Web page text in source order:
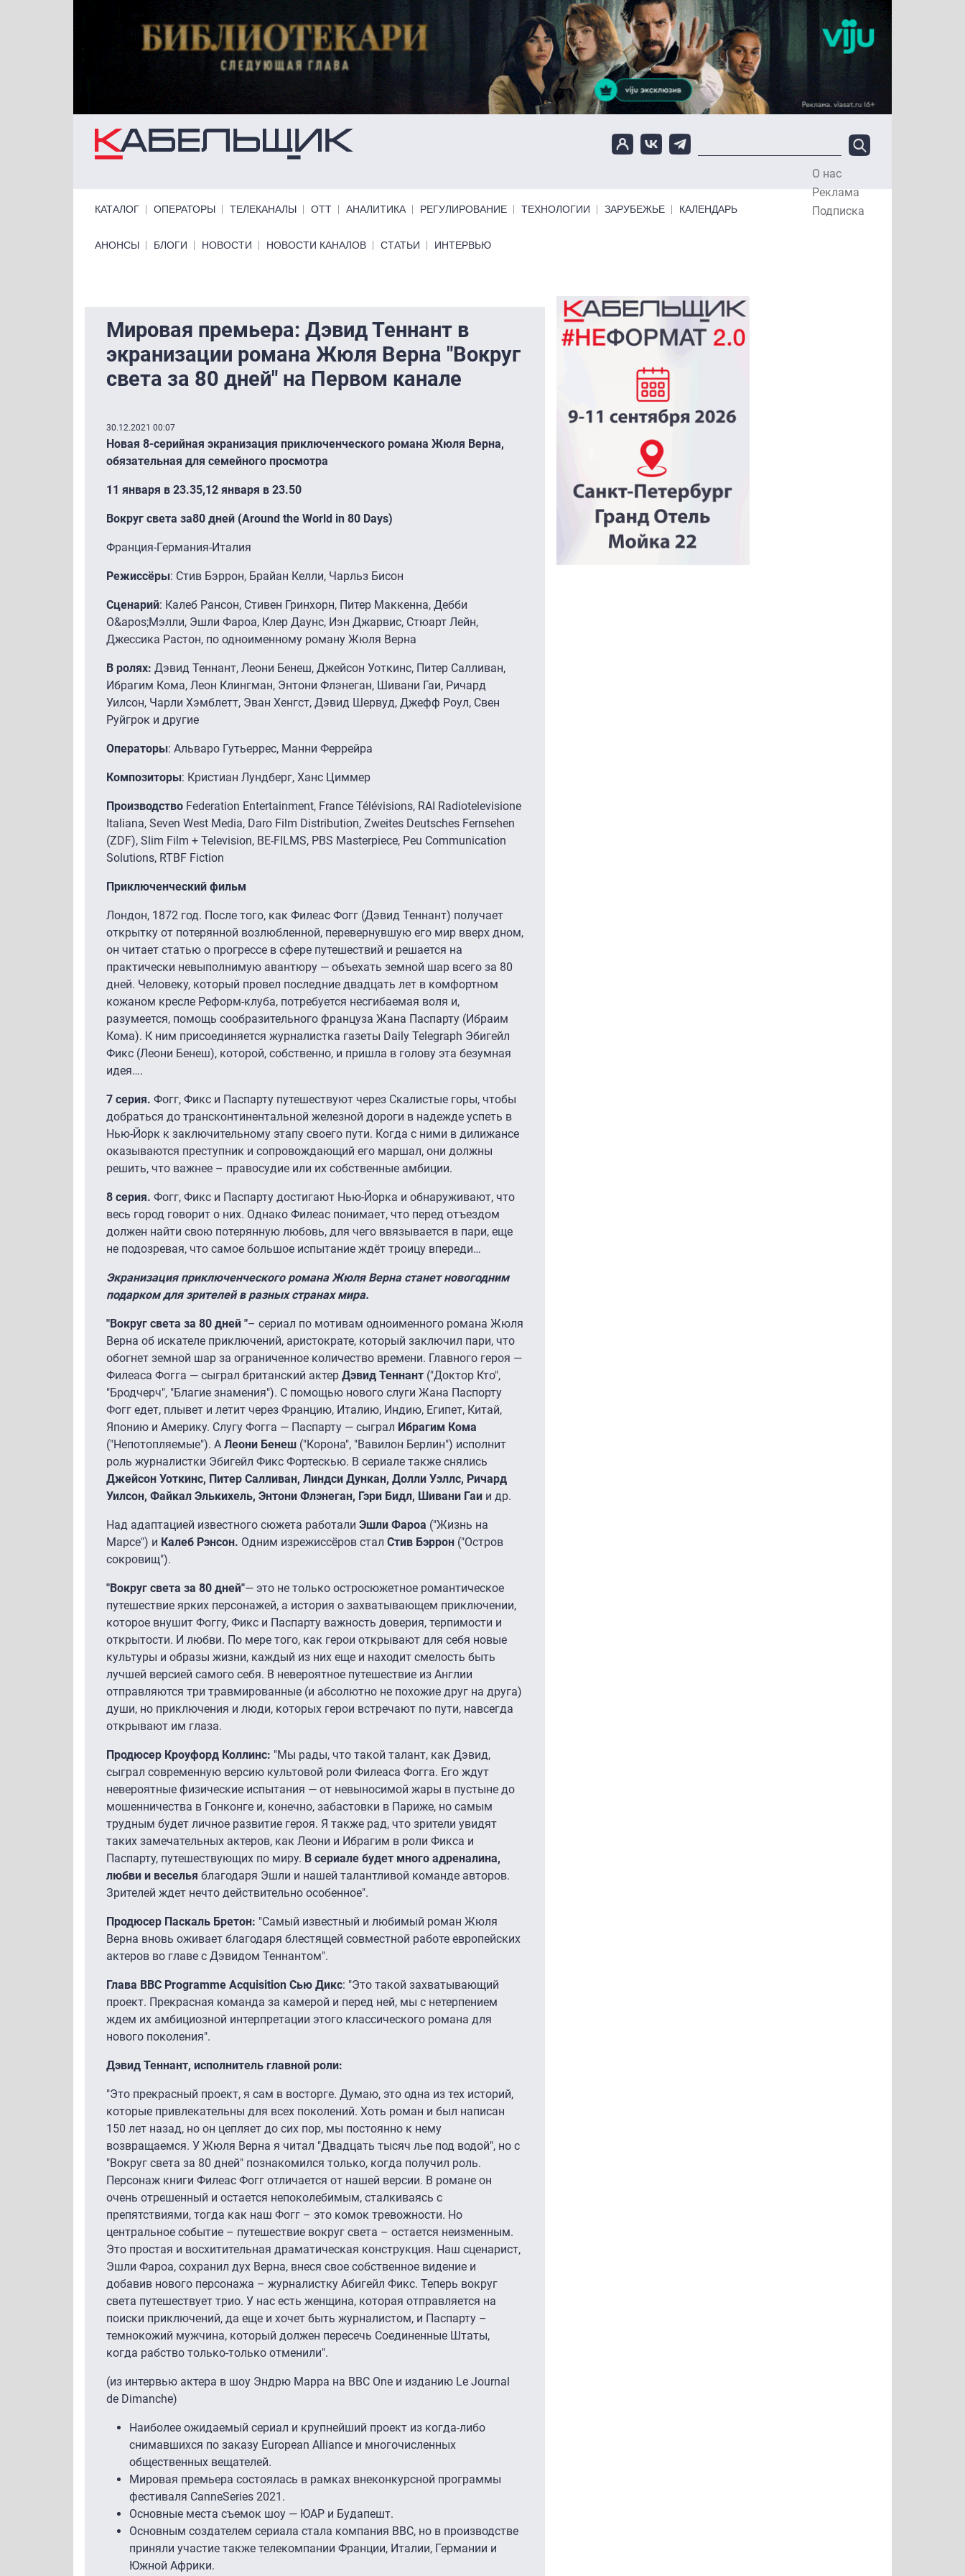
О нас
Реклама
Подписка
КАТАЛОГ ОПЕРАТОРЫ ТЕЛЕКАНАЛЫ ОТТ АНАЛИТИКА РЕГУЛИРОВАНИЕ ТЕХНОЛОГИИ ЗАРУБЕЖЬЕ КАЛЕНДАРЬ
Primary links bottom
АНОНСЫ БЛОГИ НОВОСТИ НОВОСТИ КАНАЛОВ СТАТЬИ ИНТЕРВЬЮ
Мировая премьера: Дэвид Теннант в
экранизации романа Жюля Верна "Вокруг
света за 80 дней" на Первом канале
30.12.2021 00:07
Новая 8-серийная экранизация приключенческого романа Жюля Верна,
обязательная для семейного просмотра
11 января в 23.35,12 января в 23.50
Вокруг света за80 дней (Around the World in 80 Days)
Франция-Германия-Италия
Режиссёры: Стив Бэррон, Брайан Келли, Чарльз Бисон
Сценарий: Калеб Рансон, Стивен Гринхорн, Питер Маккенна, Дебби
О&apos;Мэлли, Эшли Фароа, Клер Даунс, Иэн Джарвис, Стюарт Лейн,
Джессика Растон, по одноименному роману Жюля Верна
В ролях: Дэвид Теннант, Леони Бенеш, Джейсон Уоткинс, Питер Салливан,
Ибрагим Кома, Леон Клингман, Энтони Флэнеган, Шивани Гаи, Ричард
Уилсон, Чарли Хэмблетт, Эван Хенгст, Дэвид Шервуд, Джефф Роул, Свен
Руйгрок и другие
Операторы: Альваро Гутьеррес, Манни Феррейра
Композиторы: Кристиан Лундберг, Ханс Циммер
Производство Federation Entertainment, France Télévisions, RAI Radiotelevisione
Italiana, Seven West Media, Daro Film Distribution, Zweites Deutsches Fernsehen
(ZDF), Slim Film + Television, BE-FILMS, PBS Masterpiece, Peu Communication
Solutions, RTBF Fiction
Приключенческий фильм
Лондон, 1872 год. После того, как Филеас Фогг (Дэвид Теннант) получает
открытку от потерянной возлюбленной, перевернувшую его мир вверх дном,
он читает статью о прогрессе в сфере путешествий и решается на
практически невыполнимую авантюру — объехать земной шар всего за 80
дней. Человеку, который провел последние двадцать лет в комфортном
кожаном кресле Реформ-клуба, потребуется несгибаемая воля и,
разумеется, помощь сообразительного француза Жана Паспарту (Ибраим
Кома). К ним присоединяется журналистка газеты Daily Telegraph Эбигейл
Фикс (Леони Бенеш), которой, собственно, и пришла в голову эта безумная
идея….
7 серия. Фогг, Фикс и Паспарту путешествуют через Скалистые горы, чтобы
добраться до трансконтинентальной железной дороги в надежде успеть в
Нью-Йорк к заключительному этапу своего пути. Когда с ними в дилижансе
оказываются преступник и сопровождающий его маршал, они должны
решить, что важнее – правосудие или их собственные амбиции.
8 серия. Фогг, Фикс и Паспарту достигают Нью-Йорка и обнаруживают, что
весь город говорит о них. Однако Филеас понимает, что перед отъездом
должен найти свою потерянную любовь, для чего ввязывается в пари, еще
не подозревая, что самое большое испытание ждёт троицу впереди…
Экранизация приключенческого романа Жюля Верна станет новогодним
подарком для зрителей в разных странах мира.
"Вокруг света за 80 дней "– сериал по мотивам одноименного романа Жюля
Верна об искателе приключений, аристократе, который заключил пари, что
обогнет земной шар за ограниченное количество времени. Главного героя —
Филеаса Фогга — сыграл британский актер Дэвид Теннант ("Доктор Кто",
"Бродчерч", "Благие знамения"). С помощью нового слуги Жана Паспорту
Фогг едет, плывет и летит через Францию, Италию, Индию, Египет, Китай,
Японию и Америку. Слугу Фогга — Паспарту — сыграл Ибрагим Кома
("Непотопляемые"). А Леони Бенеш ("Корона", "Вавилон Берлин") исполнит
роль журналистки Эбигейл Фикс Фортескью. В сериале также снялись
Джейсон Уоткинс, Питер Салливан, Линдси Дункан, Долли Уэллс, Ричард
Уилсон, Файкал Элькихель, Энтони Флэнеган, Гэри Бидл, Шивани Гаи и др.
Над адаптацией известного сюжета работали Эшли Фароа ("Жизнь на
Марсе") и Калеб Рэнсон. Одним изрежиссёров стал Стив Бэррон ("Остров
сокровищ").
"Вокруг света за 80 дней"— это не только остросюжетное романтическое
путешествие ярких персонажей, а история о захватывающем приключении,
которое внушит Фоггу, Фикс и Паспарту важность доверия, терпимости и
открытости. И любви. По мере того, как герои открывают для себя новые
культуры и образы жизни, каждый из них еще и находит смелость быть
лучшей версией самого себя. В невероятное путешествие из Англии
отправляются три травмированные (и абсолютно не похожие друг на друга)
души, но приключения и люди, которых герои встречают по пути, навсегда
открывают им глаза.
Продюсер Кроуфорд Коллинс: "Мы рады, что такой талант, как Дэвид,
сыграл современную версию культовой роли Филеаса Фогга. Его ждут
невероятные физические испытания — от невыносимой жары в пустыне до
мошенничества в Гонконге и, конечно, забастовки в Париже, но самым
трудным будет личное развитие героя. Я также рад, что зрители увидят
таких замечательных актеров, как Леони и Ибрагим в роли Фикса и
Паспарту, путешествующих по миру. В сериале будет много адреналина,
любви и веселья благодаря Эшли и нашей талантливой команде авторов.
Зрителей ждет нечто действительно особенное".
Продюсер Паскаль Бретон: "Самый известный и любимый роман Жюля
Верна вновь оживает благодаря блестящей совместной работе европейских
актеров во главе с Дэвидом Теннантом".
Глава BBC Programme Acquisition Сью Дикс: "Это такой захватывающий
проект. Прекрасная команда за камерой и перед ней, мы с нетерпением
ждем их амбициозной интерпретации этого классического романа для
нового поколения".
Дэвид Теннант, исполнитель главной роли:
"Это прекрасный проект, я сам в восторге. Думаю, это одна из тех историй,
которые привлекательны для всех поколений. Хоть роман и был написан
150 лет назад, но он цепляет до сих пор, мы постоянно к нему
возвращаемся. У Жюля Верна я читал "Двадцать тысяч лье под водой", но с
"Вокруг света за 80 дней" познакомился только, когда получил роль.
Персонаж книги Филеас Фогг отличается от нашей версии. В романе он
очень отрешенный и остается непоколебимым, сталкиваясь с
препятствиями, тогда как наш Фогг – это комок тревожности. Но
центральное событие – путешествие вокруг света – остается неизменным.
Это простая и восхитительная драматическая конструкция. Наш сценарист,
Эшли Фароа, сохранил дух Верна, внеся свое собственное видение и
добавив нового персонажа – журналистку Абигейл Фикс. Теперь вокруг
света путешествует трио. У нас есть женщина, которая отправляется на
поиски приключений, да еще и хочет быть журналистом, и Паспарту –
темнокожий мужчина, который должен пересечь Соединенные Штаты,
когда рабство только-только отменили".
(из интервью актера в шоу Эндрю Марра на BBC One и изданию Le Journal
de Dimanche)
Наиболее ожидаемый сериал и крупнейший проект из когда-либо
снимавшихся по заказу European Alliance и многочисленных
общественных вещателей.
Мировая премьера состоялась в рамках внеконкурсной программы
фестиваля CanneSeries 2021.
Основные места съемок шоу — ЮАР и Будапешт.
Основным создателем сериала стала компания BBC, но в производстве
приняли участие также телекомпании Франции, Италии, Германии и
Южной Африки.